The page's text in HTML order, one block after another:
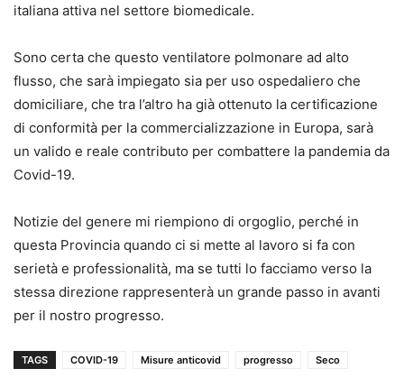
italiana attiva nel settore biomedicale.
Sono certa che questo ventilatore polmonare ad alto
flusso, che sarà impiegato sia per uso ospedaliero che
domiciliare, che tra l’altro ha già ottenuto la certificazione
di conformità per la commercializzazione in Europa, sarà
un valido e reale contributo per combattere la pandemia da
Covid-19.
Notizie del genere mi riempiono di orgoglio, perché in
questa Provincia quando ci si mette al lavoro si fa con
serietà e professionalità, ma se tutti lo facciamo verso la
stessa direzione rappresenterà un grande passo in avanti
per il nostro progresso.
TAGS COVID-19 Misure anticovid progresso Seco